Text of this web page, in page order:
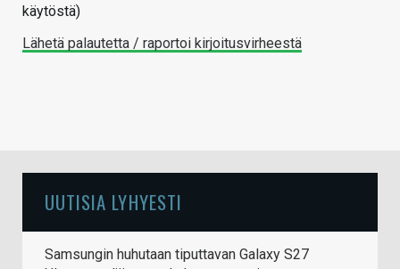
käytöstä)
Lähetä palautetta / raportoi kirjoitusvirheestä
UUTISIA LYHYESTI
Samsungin huhutaan tiputtavan Galaxy S27